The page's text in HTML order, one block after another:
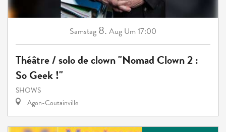
Samstag 8. Aug Um 17:00
Théâtre / solo de clown "Nomad Clown 2 :
So Geek !"
SHOWS
Agon-Coutainville